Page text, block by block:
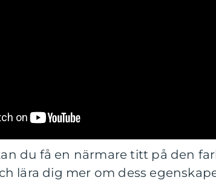
du få en närmare titt på den
lära dig mer om dess